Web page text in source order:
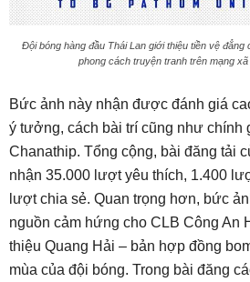
Đội bóng hàng đầu Thái Lan giới thiệu tiền vệ
phong cách truyện tranh trên mạng
Bức ảnh này nhận được đánh giá
ý tưởng, cách bài trí cũng như chính
Chanathip. Tổng cộng, bài đăng tải
nhận 35.000 lượt yêu thích, 1.400
lượt chia sẻ. Quan trọng hơn, bức
nguồn cảm hứng cho CLB Công An
thiệu Quang Hải – bản hợp đồng
mùa của đội bóng. Trong bài đăng